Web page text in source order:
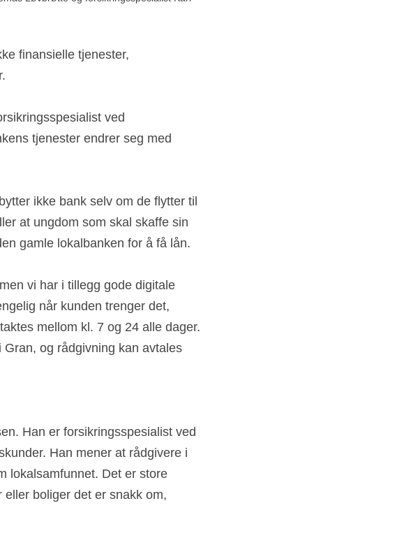
finansielle tjenester,
ved
tjenester endrer seg med
ikke bank selv om de flytter til
at ungdom som skal skaffe sin
gamle lokalbanken for å få lån.
vi har i tillegg gode digitale
når kunden trenger det,
mellom kl. 7 og 24 alle dager.
og rådgivning kan avtales
Han er forsikringsspesialist ved
Han mener at rådgivere i
lokalsamfunnet. Det er store
eller boliger det er snakk om,